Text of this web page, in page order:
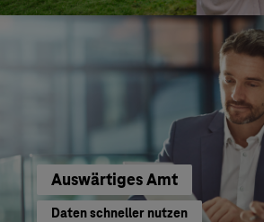
Auswärtiges Amt
Daten schneller nutzen